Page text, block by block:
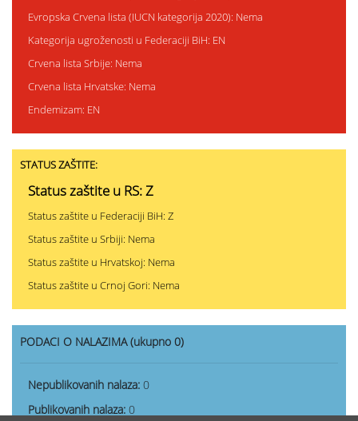
Evropska Crvena lista (IUCN kategorija 2020): Nema
Kategorija ugroženosti u Federaciji BiH: EN
Crvena lista Srbije: Nema
Crvena lista Hrvatske: Nema
Endemizam: EN
STATUS ZAŠTITE:
Status zaštite u RS: Z
Status zaštite u Federaciji BiH: Z
Status zaštite u Srbiji: Nema
Status zaštite u Hrvatskoj: Nema
Status zaštite u Crnoj Gori: Nema
PODACI O NALAZIMA (ukupno 0)
Nepublikovanih nalaza: 0
Publikovanih nalaza: 0